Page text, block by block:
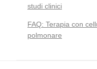
studi clinici
FAQ: Terapia con
polmonare